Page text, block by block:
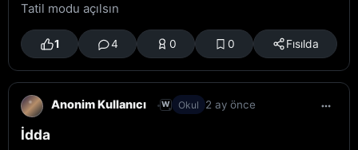
Tatil modu açılsın
1 4 0 0 Fısılda
Anonim Kullanıcı W Okul 2 ay önce
İdda